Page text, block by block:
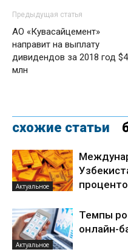
Предыдущая статья
АО «Кувасайцемент»
направит на выплату
дивидендов за 2018 год
млн
схожие статьи
Актуальное
Актуальное
Темпы
онлайн-